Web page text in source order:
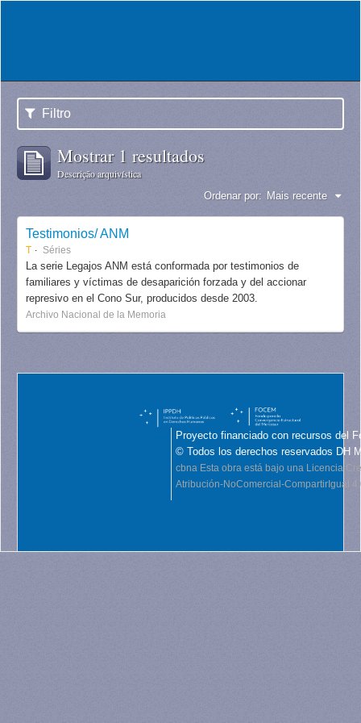
Filtro
Mostrar 1 resultados
Descrição arquivística
Ordenar por: Mais recente
Testimonios/ ANM
T Séries
La serie Legajos ANM está conformada por testimonios de
familiares y víctimas de desaparición forzada y del accionar
represivo en el Cono Sur, producidos desde 2003.
Archivo Nacional de la Memoria
Proyecto financiado con recursos del
© Todos los derechos reservados DH
cbna Esta obra está bajo una Licencia
Atribución-NoComercial-CompartirIgual